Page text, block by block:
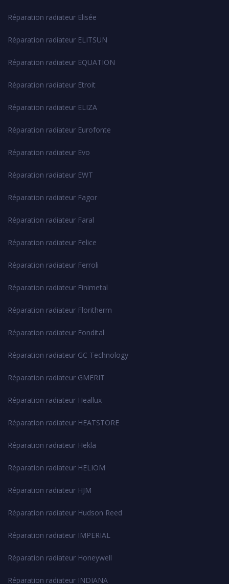
Réparation radiateur Elisée
Réparation radiateur ELITSUN
Réparation radiateur EQUATION
Réparation radiateur Etroit
Réparation radiateur ELIZA
Réparation radiateur Eurofonte
Réparation radiateur Evo
Réparation radiateur EWT
Réparation radiateur Fagor
Réparation radiateur Faral
Réparation radiateur Felice
Réparation radiateur Ferroli
Réparation radiateur Finimetal
Réparation radiateur Floritherm
Réparation radiateur Fondital
Réparation radiateur GC Technology
Réparation radiateur GMERIT
Réparation radiateur Heallux
Réparation radiateur HEATSTORE
Réparation radiateur Hekla
Réparation radiateur HELIOM
Réparation radiateur HJM
Réparation radiateur Hudson Reed
Réparation radiateur IMPERIAL
Réparation radiateur Honeywell
Réparation radiateur INDIANA